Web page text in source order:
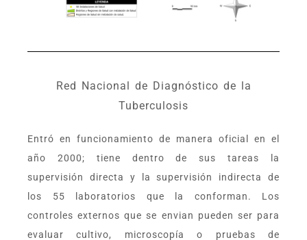
Red Nacional de Diagnóstico de la
Tuberculosis
Entró en funcionamiento de manera oficial en el
año 2000; tiene dentro de sus tareas la
supervisión directa y la supervisión indirecta de
los 55 laboratorios que la conforman. Los
controles externos que se envian pueden ser para
evaluar cultivo, microscopía o pruebas de